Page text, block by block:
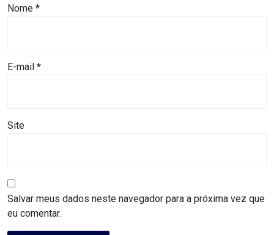
BLOCOS
CARNAUBAIS
CARNAVAL
Nome *
E-mail *
Site
Salvar meus dados neste navegador para a próxima vez que
eu comentar.